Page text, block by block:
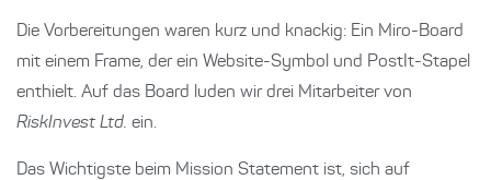
Die Vorbereitungen waren kurz und knackig: Ein Miro-Board
mit einem Frame, der ein Website-Symbol und PostIt-Stapel
enthielt. Auf das Board luden wir drei Mitarbeiter von
RiskInvest Ltd. ein.
Das Wichtigste beim Mission Statement ist, sich auf